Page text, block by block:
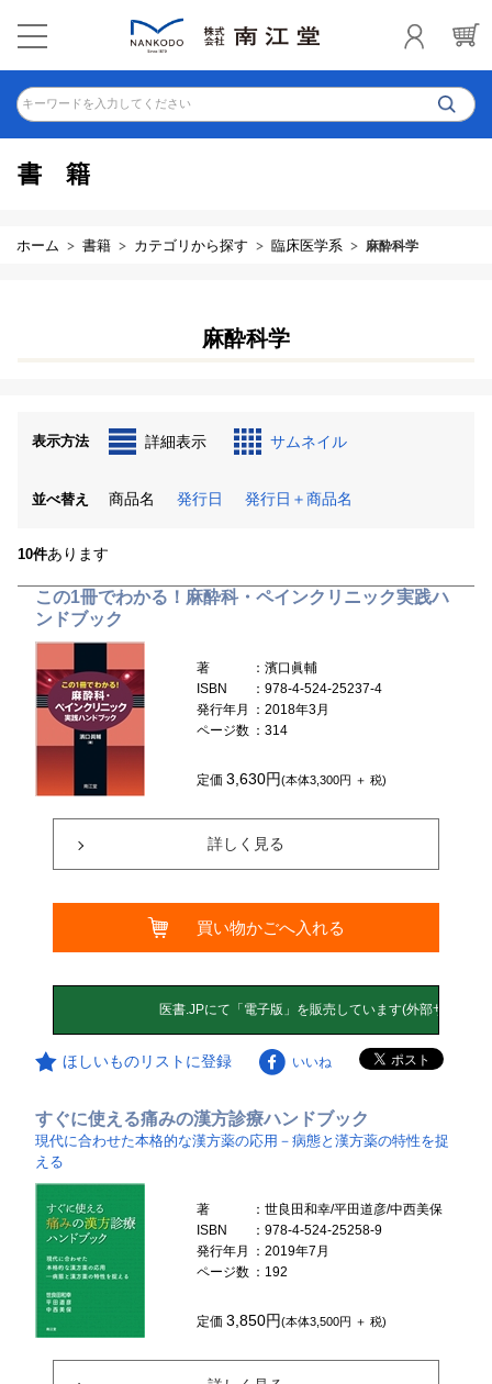
キーワードを入力してください
書籍
ホーム 書籍 カテゴリから探す 臨床医学系 麻酔科学
麻酔科学
表示方法 詳細表示 サムネイル
並べ替え 商品名 発行日 発行日＋商品名
10件あります
この1冊でわかる！麻酔科・ペインクリニック実践ハ
ンドブック
著
：濱口眞輔
ISBN
：978-4-524-25237-4
発行年月
：2018年3月
ページ数 ：314
定価3,630円(本体3,300円 ＋ 税)
詳しく見る
買い物かごへ入れる
ほしいものリストに登録 いいね
すぐに使える痛みの漢方診療ハンドブック
現代に合わせた本格的な漢方薬の応用－病態と漢方薬の特性を捉
える
著
：世良田和幸/平田道彦/中西美保
ISBN
：978-4-524-25258-9
発行年月
：2019年7月
ページ数 ：192
定価3,850円(本体3,500円 ＋ 税)